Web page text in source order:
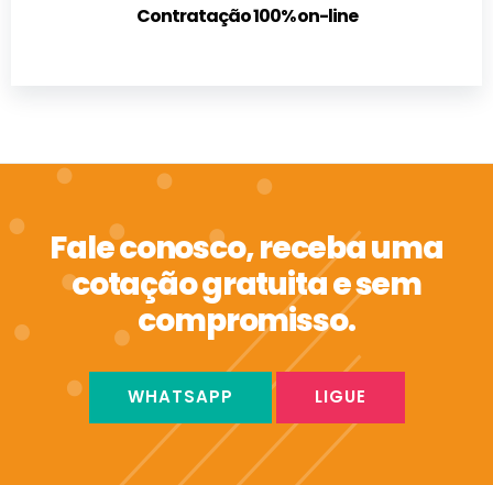
Contratação 100% on-line
Fale conosco, receba uma
cotação gratuita e sem
compromisso.
WHATSAPP LIGUE